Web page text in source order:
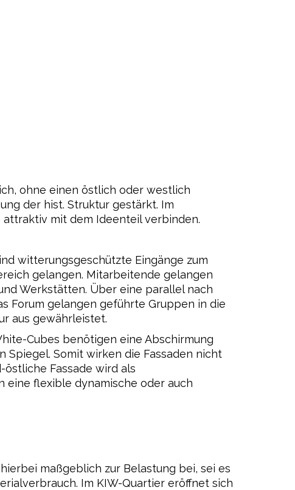
ohne einen östlich oder westlich
der hist. Struktur gestärkt. Im
mit dem Ideenteil verbinden.
witterungsgeschützte Eingänge zum
gelangen. Mitarbeitende gelangen
Werkstätten. Über eine parallel nach
Forum gelangen geführte Gruppen in die
aus gewährleistet.
Cubes benötigen eine Abschirmung
Spiegel. Somit wirken die Fassaden nicht
Fassade wird als
eine flexible dynamische oder auch
maßgeblich zur Belastung bei, sei es
Im KIW-Quartier eröffnet sich